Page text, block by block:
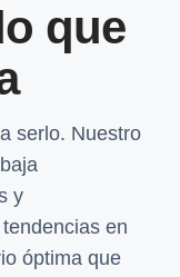
que
serlo. Nuestro
y
en
óptima que